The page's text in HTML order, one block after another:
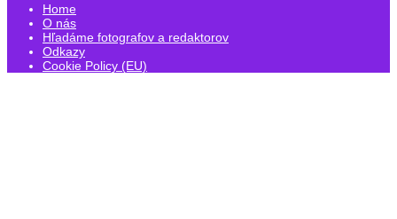
Home
O nás
Hľadáme fotografov a redaktorov
Odkazy
Cookie Policy (EU)